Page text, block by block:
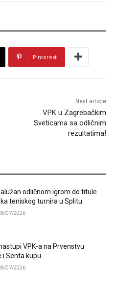
Pinterest
Next article
VPK u Zagrebačkim
Sveticama sa odličnim
rezultatima!
odličnom igrom do titule
teniskog turnira u Splitu
07/2026
VPK-a na Prvenstvu
i Senta kupu
07/2026